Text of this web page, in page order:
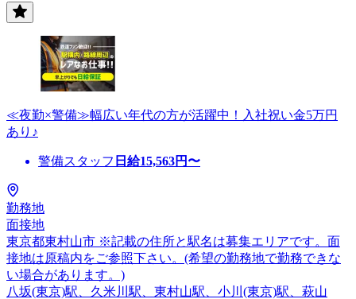
≪夜勤×警備≫幅広い年代の方が活躍中！入社祝い金5万円
あり♪
警備スタッフ 日給15,563円〜
勤務地
面接地
東京都東村山市 ※記載の住所と駅名は募集エリアです。面
接地は原稿内をご参照下さい。(希望の勤務地で勤務できな
い場合があります。)
八坂(東京)駅、久米川駅、東村山駅、小川(東京)駅、萩山